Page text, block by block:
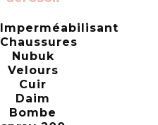
Imperméabilisant
Chaussures
Nubuk
Velours
Cuir
Daim
Bombe